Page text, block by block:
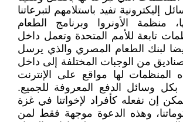
إليكترونية تفيد باستلامهم لتبرعاتنا
منظمة الأونروا وبرنامج الطعام
تابعة للأمم المتحدة وتعمل داخل
لبنك الطعام المصري والذي يرسل
من الوجبات المختلفة إلى داخل
المنظمات لها مواقع على الإنترنت
بكل وسائل الدفع المعروفة للجميع.
إن نفعله كأفراد لإخواتنا في غزة
وهذه الدعوة موجهة فقط لمن